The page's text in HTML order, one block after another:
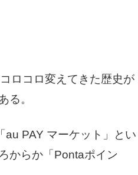
ロコロ変えてきた歴史が
る。
PAY マーケット」とい
からか「Pontaポイン